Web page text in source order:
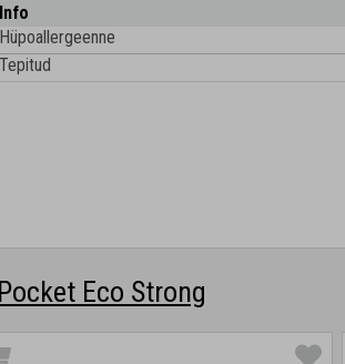
Info
Hüpoallergeenne
Tepitud
Eco Strong